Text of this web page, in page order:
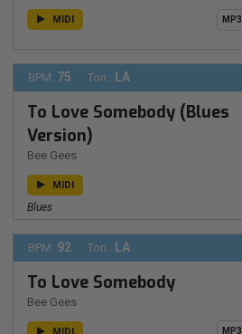
MIDI MP3
BPM: 75 Ton.: LA
To Love Somebody (Blues
Version)
Bee Gees
MIDI
Blues
BPM: 92 Ton.: LA
To Love Somebody
Bee Gees
MP3